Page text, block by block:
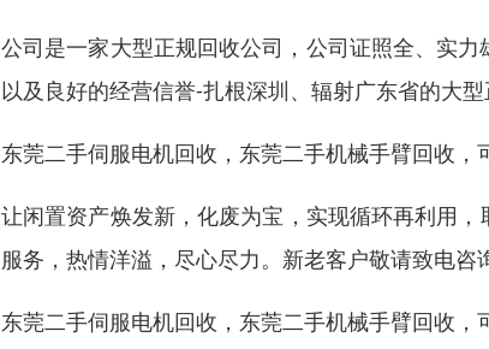
公司是一家大型正规回收公司，公司证照全、实
以及良好的经营信誉-扎根深圳、辐射广东省的大型
东莞二手伺服电机回收，东莞二手机械手臂回收，
让闲置资产焕发新，化废为宝，实现循环再利用
服务，热情洋溢，尽心尽力。新老客户敬请致电咨
东莞二手伺服电机回收，东莞二手机械手臂回收，